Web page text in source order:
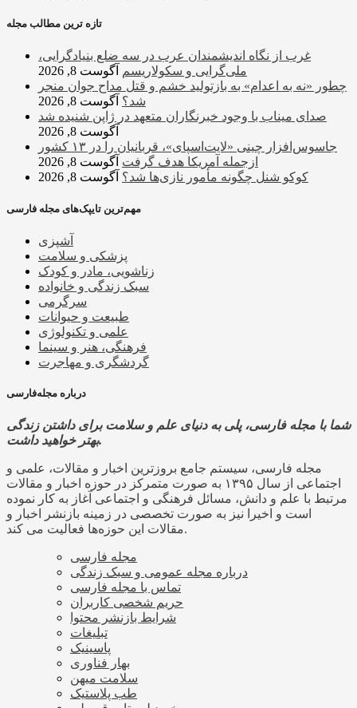
تازه ترین مطالب مجله
غرب از نگاه اندیشمندان عرب در سه ضلع بنیادگرایی،
ملی‌گرایی و سکولاریسم آگوست 8, 2026
چطور «نه به اعدام» به بازتولید خشم و قتل مداح جوان منجر
شد؟ آگوست 8, 2026
صدای میناب با وجود خبرنگاران متعهد در ژاپن شنیده شد
آگوست 8, 2026
جاسوس‌افزار چینی «لایت‌اسپای»، قربانیان را در ۱۳ کشور
ازجمله آمریکا هدف گرفت آگوست 8, 2026
کوکو شنل چگونه مأمور نازی‌ها شد؟ آگوست 8, 2026
مهم‌ترین تایپک‌های مجله فارسی
آشپزی
پزشکی و سلامت
زناشویی، مادر و کودک
سبک زندگی و خانواده
سرگرمی
طبیعت و حیوانات
علمی و تکنولوژی
فرهنگی، هنر و سینما
گردشگری و مهاجرت
درباره مجله‌فارسی
شما با مجله فارسی، پلی به دنیای علم و سلامت برای داشتن زندگی
بهتر خواهید داشت.
مجله فارسی، سیستم جامع بروزترین اخبار و مقالات، علمی و
اجتماعی از سال ۱۳۹۵ به صورت متمرکز در حوزه اخبار و مقالات
مرتبط با علم و دانش، مسائل فرهنگی و اجتماعی آغاز به کار نموده
است و اخیرا نیز به صورت تخصصی در زمینه بازنشر اخبار و
مقالات این حوزه‌ها فعالیت می کند.
مجله فارسی
درباره مجله عمومی و سبک زندگی
تماس با مجله فارسی
حریم شخصی کاربران
شرایط بازنشر محتوا
تبلیغات
پاسینیک
بهار فناوری
سلامت میهن
طب پلاستیک